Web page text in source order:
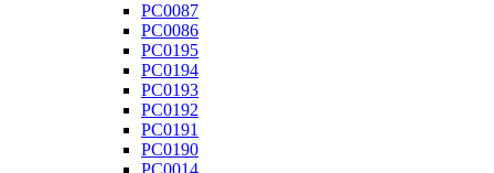
PC0087
PC0086
PC0195
PC0194
PC0193
PC0192
PC0191
PC0190
PC0014